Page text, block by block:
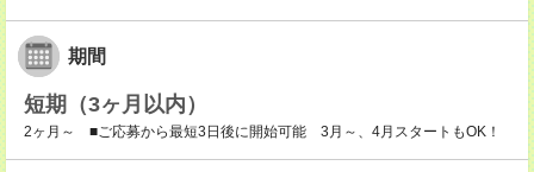
期間
短期（3ヶ月以内）
2ヶ月～ ■ご応募から最短3日後に開始可能 3月～、4月スタートもOK！